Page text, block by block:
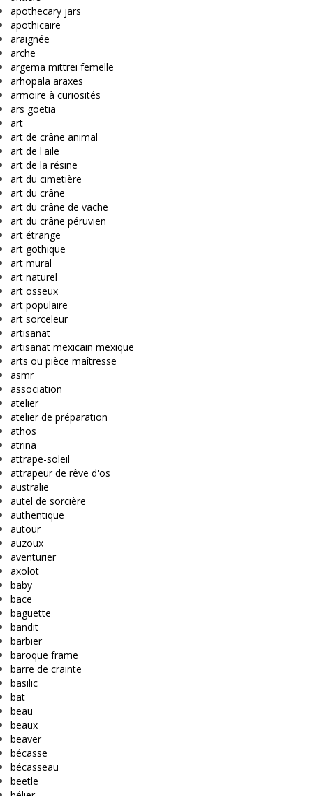
apothecary jars
apothicaire
araignée
arche
argema mittrei femelle
arhopala araxes
armoire à curiosités
ars goetia
art
art de crâne animal
art de l'aile
art de la résine
art du cimetière
art du crâne
art du crâne de vache
art du crâne péruvien
art étrange
art gothique
art mural
art naturel
art osseux
art populaire
art sorceleur
artisanat
artisanat mexicain mexique
arts ou pièce maîtresse
asmr
association
atelier
atelier de préparation
athos
atrina
attrape-soleil
attrapeur de rêve d'os
australie
autel de sorcière
authentique
autour
auzoux
aventurier
axolot
baby
bace
baguette
bandit
barbier
baroque frame
barre de crainte
basilic
bat
beau
beaux
beaver
bécasse
bécasseau
beetle